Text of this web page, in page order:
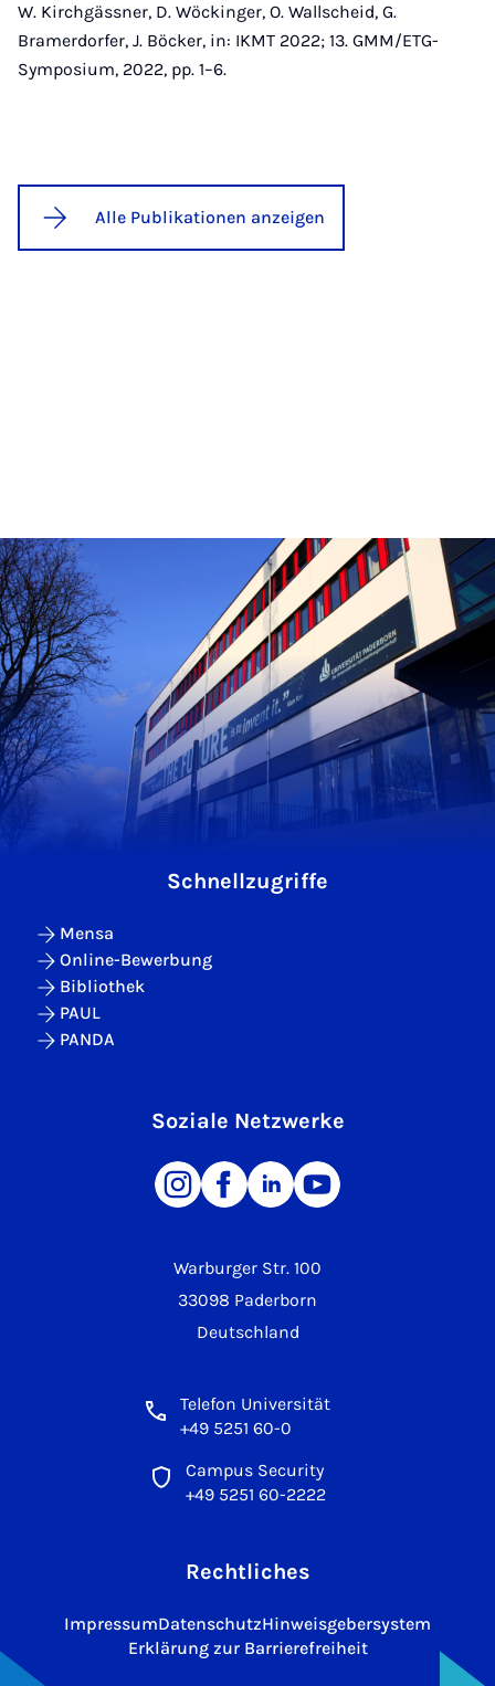
W. Kirchgässner, D. Wöckinger, O. Wallscheid, G.
Bramerdorfer, J. Böcker, in: IKMT 2022; 13. GMM/ETG-
Symposium, 2022, pp. 1–6.
Alle Publikationen anzeigen
Warburger Str. 100
33098 Paderborn
Deutschland
Telefon Universität
+49 5251 60-0
Campus Security
+49 5251 60-2222
Schnellzugriffe
Mensa
Online-Bewerbung
Bibliothek
PAUL
PANDA
Soziale Netzwerke
Rechtliches
ImpressumDatenschutzHinweisgebersystem
Erklärung zur Barrierefreiheit